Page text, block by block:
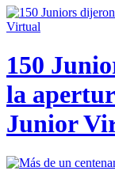
150
la
Junior